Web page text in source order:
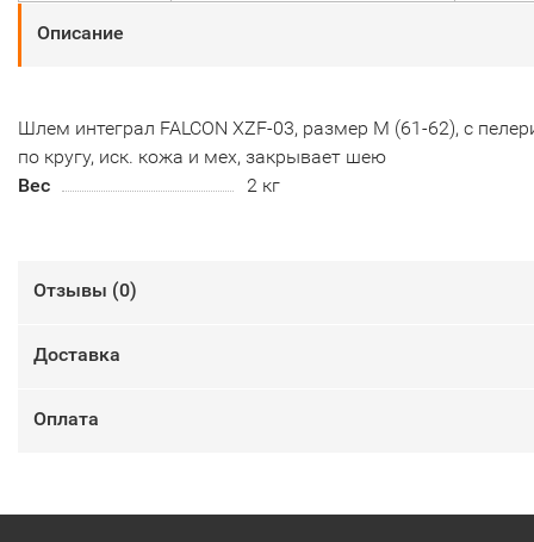
Описание
Шлем интеграл FALCON XZF-03, размер M (61-62), c
по кругу, иск. кожа и мех, закрывает шею
Вес
2 кг
Отзывы (0)
Доставка
Оплата